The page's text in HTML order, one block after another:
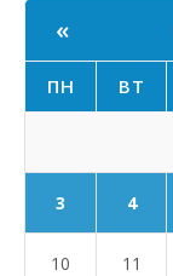
«
ПН ВТ
3 4
10 11